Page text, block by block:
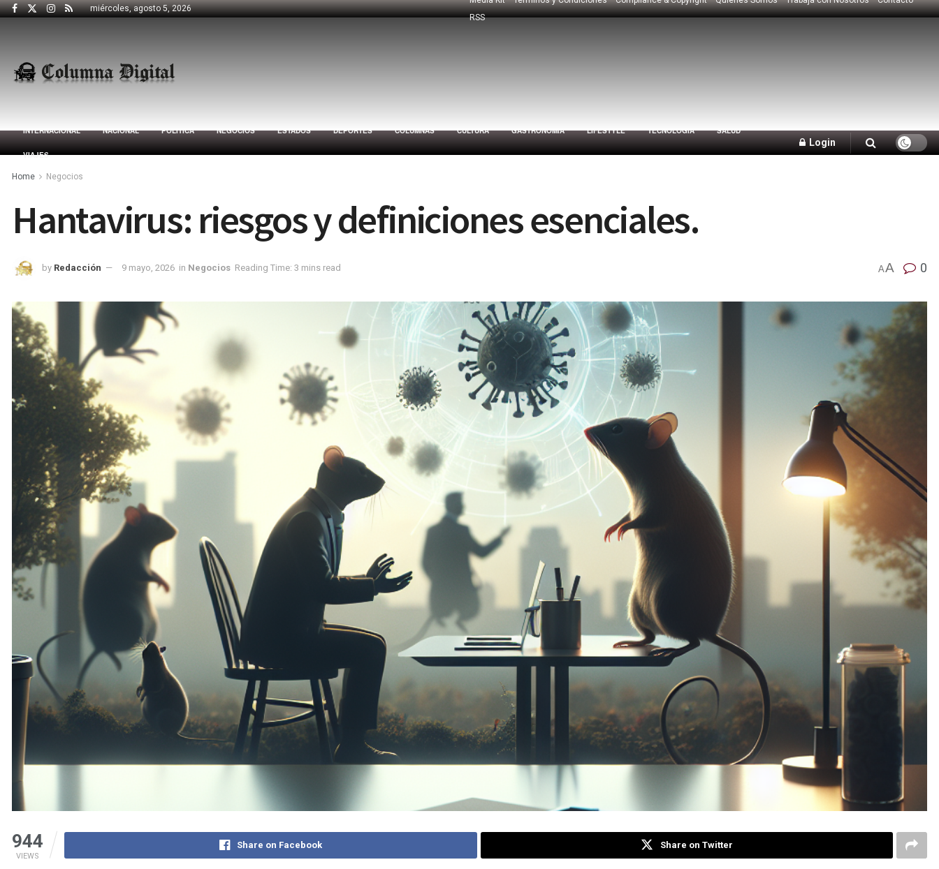
miércoles, agosto 5, 2026
RSS
INTERNACIONAL NACIONAL POLÍTICA NEGOCIOS ESTADOS DEPORTES COLUMNAS CULTURA GASTRONOMÍA LIFESTYLE TECNOLOGÍA SALUD
VIAJES
Login
Home Negocios
Hantavirus: riesgos y definiciones esenciales.
by Redacción 9 mayo, 2026 in Negocios Reading Time: 3 mins read AA 0
944
VIEWS
Share on Facebook Share on Twitter